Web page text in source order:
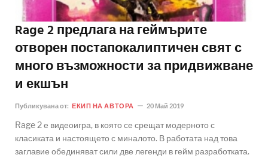
Rage 2 предлага на геймърите
отворен постапокалиптичен свят с
много възможности за придвижване
и екшън
Публикувана от: ЕКИП НА АВТОРА 20 Май 2019
Rage 2 е видеоигра, в която се срещат модерното с
класиката и настоящето с миналото. В работата над това
заглавие обединяват сили две легенди в гейм разработката.